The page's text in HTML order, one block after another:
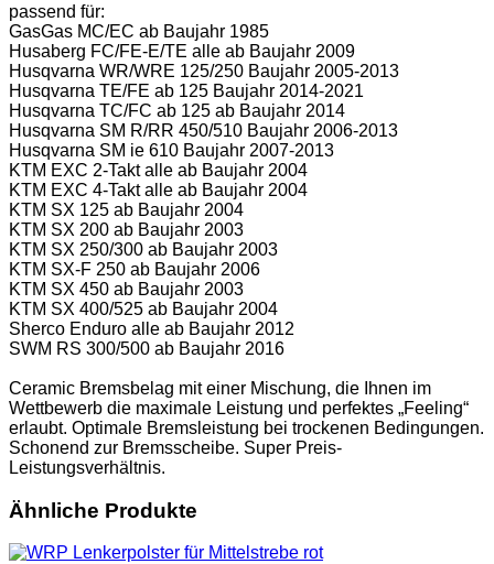
passend für:
GasGas MC/EC ab Baujahr 1985
Husaberg FC/FE-E/TE alle ab Baujahr 2009
Husqvarna WR/WRE 125/250 Baujahr 2005-2013
Husqvarna TE/FE ab 125 Baujahr 2014-2021
Husqvarna TC/FC ab 125 ab Baujahr 2014
Husqvarna SM R/RR 450/510 Baujahr 2006-2013
Husqvarna SM ie 610 Baujahr 2007-2013
KTM EXC 2-Takt alle ab Baujahr 2004
KTM EXC 4-Takt alle ab Baujahr 2004
KTM SX 125 ab Baujahr 2004
KTM SX 200 ab Baujahr 2003
KTM SX 250/300 ab Baujahr 2003
KTM SX-F 250 ab Baujahr 2006
KTM SX 450 ab Baujahr 2003
KTM SX 400/525 ab Baujahr 2004
Sherco Enduro alle ab Baujahr 2012
SWM RS 300/500 ab Baujahr 2016
Ceramic Bremsbelag mit einer Mischung, die Ihnen im
Wettbewerb die maximale Leistung und perfektes „Feeling“
erlaubt. Optimale Bremsleistung bei trockenen Bedingungen.
Schonend zur Bremsscheibe. Super Preis-
Leistungsverhältnis.
Ähnliche Produkte